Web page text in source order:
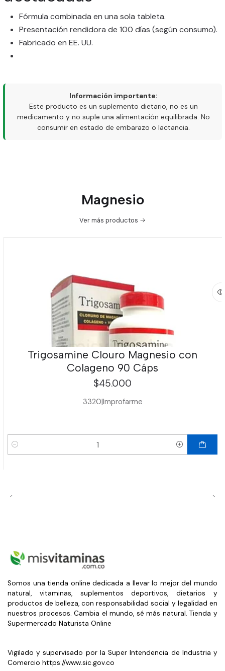
Fórmula combinada en una sola tableta.
Presentación rendidora de 100 días (según consumo).
Fabricado en EE. UU.
Información importante:
Este producto es un suplemento dietario, no es un
medicamento y no suple una alimentación equilibrada. No
consumir en estado de embarazo o lactancia.
Magnesio
Ver más productos
Trigosamine Clouro Magnesio con
Colageno 90 Cáps
$45.000
3320|Improfarme
Cantidad
Somos una tienda online dedicada a llevar lo mejor del mundo
natural, vitaminas, suplementos deportivos, dietarios y
productos de belleza, con responsabilidad social y legalidad en
nuestros procesos. Cambia el mundo, sé más natural. Tienda y
Supermercado Naturista Online
Vigilado y supervisado por la Super Intendencia de Industria y
Comercio https://www.sic.gov.co